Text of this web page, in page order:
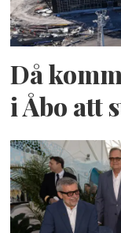
Då
i Åbo att